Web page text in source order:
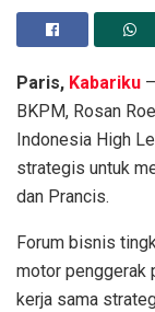
Paris, Kabariku
BKPM, Rosan
Indonesia High
strategis untuk
dan Prancis.
Forum bisnis
motor penggerak
kerja sama